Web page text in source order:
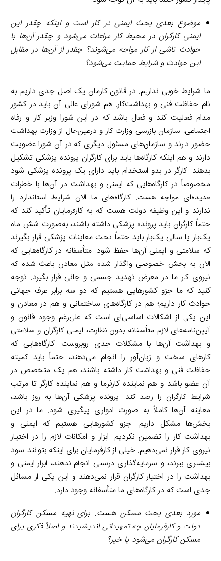
موضوع بعدی بحث ایمنی در کار است و اینکه چقدر این
ایمنی کارگران در محیط کار مراعات می‌شود و چقدر آن‌ها با
حوادث ناشی از کار مواجه می‌شوند؟ چقدر از آن‌ها در مقابل
این حوادث و شرایط حمایت می‌شود؟
ما شرایط خوبی نداریم. در قانون کارمان یک اصل جدی داریم به
نام حفاظت فنی و بهداشت‌کار. هم شورای عالی آن باید در کشور
مدام فعالیت کند و فعال باشد که در این شورا وزیر کار و رفاه
اجتماعی، سازمان بازرسی وزارت کار و درعین‌حال از وزارت بهداشت
حضور دارند و سازمان‌های مسئول دیگری که در آن شورا عضویت
دارند و هم اینکه کارگاه‌ها باید برای کارگران پرونده پزشکی تشکیل
بدهند. کارگر در بدو استخدام باید دارای یک پرونده پزشکی شود
مخصوصاً در کارگاه‌هایی که ایمنی و بهداشت در آن‌ها با خطرات
عدیده‌ای مواجه هست. کارگاه‌های ما الان شرایط استاندارد را
ندارند و این وظیفه دولت هست که به کارفرمایان تأکید کند که
حتماً کارگران باید پرونده پزشکی داشته باشند، به‌صورت شش ماه
یک‌بار یا سالی یک‌بار باید حتماً تحت معاینات پزشکی قرار بگیرند
که سلامتی و ایمنی آن‌ها حفظ شود. متأسفانه در کارگاه‌هایی که
الان به بخش خصوصی واگذار شده مثل معادن باعث شده که
نیروی کار ما در معرض تهدید جسمی و جانی قرار بگیرد. توجه
کنید که ما جزو کشورهایی هستیم که دو سه برابر عرف جهانی
حوادث کار داریم؛ هم در کارگاه‌های ساختمانی و هم در معادن و
این یکی از اشکالات اساسی‌ای است که علی‌رغم وجود قانون و
آیین‌نامه‌های لازم متأسفانه بدون نظارت، ایمنی کارگران و سلامتی
و بهداشت آن‌ها با مشکلات جدی روبروست. کارگاه‌هایی که
کارهای سخت و زیان‌آور را انجام می‌دهند، حتماً باید کمیته
حفاظت فنی و بهداشت کار داشته باشند، هم یک متخصص در
آن عضو باشد و هم نماینده کارفرما و هم نماینده کارگر تا مرتب
شرایط کارگران را رصد کند. پرونده پزشکی آن‌ها به روز باشد،
معاینه آن‌ها کاملاً به صورت ادواری پیگیری شود. ما در این
بخش‌ها مشکل داریم. جزو کشورهایی هستیم که ایمنی و
بهداشت کار را تضمین نکردیم. ابزار و امکانات لازم را در اختیار
نیروی کار قرار نمی‌دهیم. خیلی از کارفرمایان برای اینکه بتوانند سود
بیشتری ببرند، و سرمایه‌گذاری درستی انجام ندهند، ابزار ایمنی و
بهداشت را در اختیار کارگران قرار نمی‌دهند و این یکی از مسائل
جدی است که در کارگاه‌های ما متأسفانه وجود دارد.
مورد بعدی بحث مسکن هست. برای تهیه مسکن کارگران
دولت و کارفرمایان چه تمهیداتی اندیشیدند و اصلاً فکری برای
مسکن کارگران می‌شود یا خیر؟